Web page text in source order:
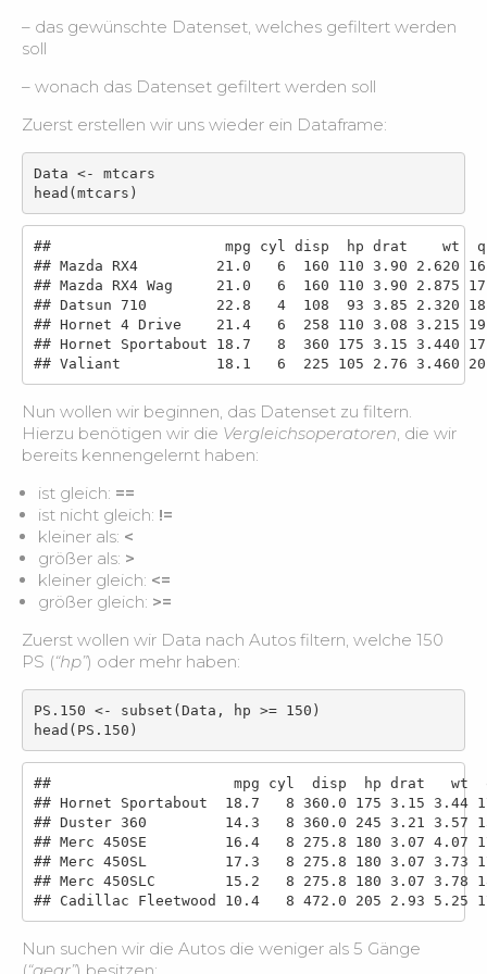
Deskriptive Statistik – Grundlagen
Deskriptive Statistik – Mittelwert und Co.
Grundlagen der Visualisierung 10:02
Histogramme 8:30
Boxplot 7:12
Plots kombinieren
weitere Visualisierungen
– das gewünschte Datenset, welches gefiltert werden
soll
– wonach das Datenset gefiltert werden soll
Zuerst erstellen wir uns wieder ein Dataframe:
Data <- mtcars
head(mtcars)
##                    mpg cyl disp  hp drat    wt
## Mazda RX4         21.0   6  160 110 3.90 2.620
## Mazda RX4 Wag     21.0   6  160 110 3.90
## Datsun 710        22.8   4  108  93 3.85 2.320
## Hornet 4 Drive    21.4   6  258 110 3.08 3.215
## Hornet Sportabout 18.7   8  360 175 3.15
## Valiant           18.1   6  225 105 2.76 3.460
Nun wollen wir beginnen, das Datenset zu filtern.
Hierzu benötigen wir die Vergleichsoperatoren, die wir
bereits kennengelernt haben:
ist gleich: ==
ist nicht gleich: !=
kleiner als: <
größer als: >
kleiner gleich: <=
größer gleich: >=
Zuerst wollen wir Data nach Autos filtern, welche 150
PS (“hp”) oder mehr haben:
PS.150 <- subset(Data, hp >= 150)
head(PS.150)
##                     mpg cyl  disp  hp drat   wt
## Hornet Sportabout  18.7   8 360.0 175 3.15
## Duster 360         14.3   8 360.0 245 3.21
## Merc 450SE         16.4   8 275.8 180 3.07
## Merc 450SL         17.3   8 275.8 180 3.07
## Merc 450SLC        15.2   8 275.8 180 3.07
## Cadillac Fleetwood 10.4   8 472.0 205 2.93
Nun suchen wir die Autos die weniger als 5 Gänge